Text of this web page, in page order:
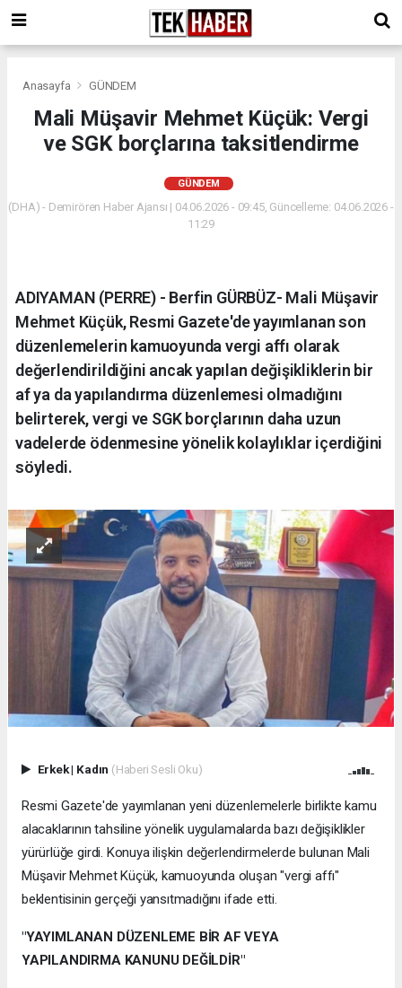
Anasayfa GÜNDEM
Mali Müşavir Mehmet Küçük: Vergi
ve SGK borçlarına taksitlendirme
GÜNDEM
(DHA) - Demirören Haber Ajansı | 04.06.2026 - 09:45, Güncelleme: 04.06.2026 -
11:29
ADIYAMAN (PERRE) - Berfin GÜRBÜZ- Mali Müşavir
Mehmet Küçük, Resmi Gazete'de yayımlanan son
düzenlemelerin kamuoyunda vergi affı olarak
değerlendirildiğini ancak yapılan değişikliklerin bir
af ya da yapılandırma düzenlemesi olmadığını
belirterek, vergi ve SGK borçlarının daha uzun
vadelerde ödenmesine yönelik kolaylıklar içerdiğini
söyledi.
Erkek| Kadın (Haberi Sesli Oku)
Resmi Gazete'de yayımlanan yeni düzenlemelerle birlikte kamu
alacaklarının tahsiline yönelik uygulamalarda bazı değişiklikler
yürürlüğe girdi. Konuya ilişkin değerlendirmelerde bulunan Mali
Müşavir Mehmet Küçük, kamuoyunda oluşan "vergi affı"
beklentisinin gerçeği yansıtmadığını ifade etti.
"YAYIMLANAN DÜZENLEME BİR AF VEYA
YAPILANDIRMA KANUNU DEĞİLDİR"